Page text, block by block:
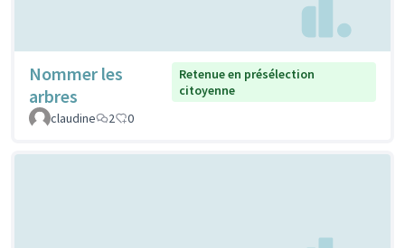
Nommer les
arbres
Retenue en présélection
citoyenne
claudine
2 0